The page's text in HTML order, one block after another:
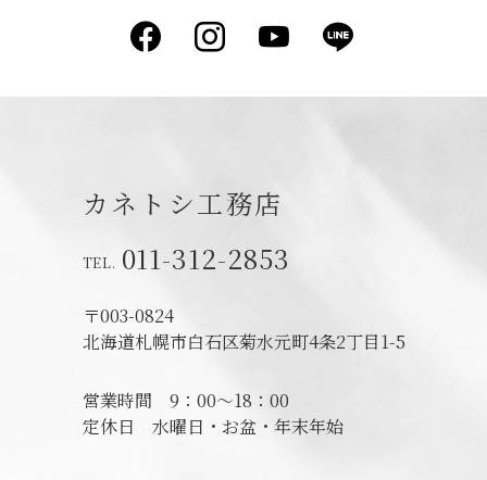
Facebook
Instagram
YouTube
カネトシ工務店
011-312-2853
〒003-0824
北海道札幌市白石区菊水元町4条2丁目1-5
営業時間 9：00～18：00
定休日 水曜日・お盆・年末年始